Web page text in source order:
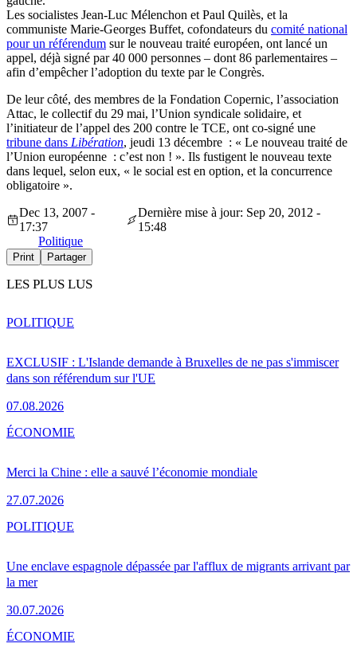
Les socialistes Jean-Luc Mélenchon et Paul Quilès, et la
communiste Marie-Georges Buffet, cofondateurs du comité national
pour un référendum sur le nouveau traité européen, ont lancé un
appel, déjà signé par 40 000 personnes – dont 86 parlementaires –
afin d’empêcher l’adoption du texte par le Congrès.
De leur côté, des membres de la Fondation Copernic, l’association
Attac, le collectif du 29 mai, l’Union syndicale solidaire, et
l’initiateur de l’appel des 200 contre le TCE, ont co-signé une
tribune dans Libération, jeudi 13 décembre : « Le nouveau traité de
l’Union européenne : c’est non ! ». Ils fustigent le nouveau texte
dans lequel, selon eux, « le social est en option, et la concurrence
obligatoire ».
Dec 13, 2007 -
17:37
Dernière mise à jour: Sep 20, 2012 -
15:48
Politique
Print Partager
LES PLUS LUS
EXCLUSIF : L'Islande demande à Bruxelles de ne pas s'immiscer
dans son référendum sur l'UE
07.08.2026
POLITIQUE
Merci la Chine : elle a sauvé l’économie mondiale
27.07.2026
ÉCONOMIE
Une enclave espagnole dépassée par l'afflux de migrants arrivant par
la mer
30.07.2026
POLITIQUE
ÉCONOMIE